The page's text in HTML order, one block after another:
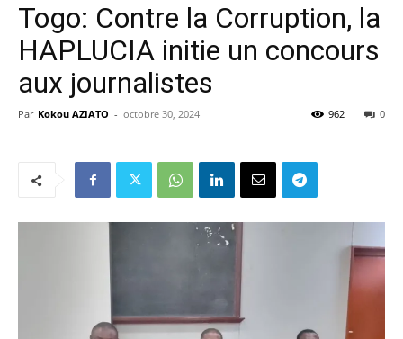
Togo: Contre la Corruption, la
HAPLUCIA initie un concours
aux journalistes
Par Kokou AZIATO - octobre 30, 2024 0
962